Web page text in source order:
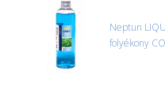
Neptun
folyékony